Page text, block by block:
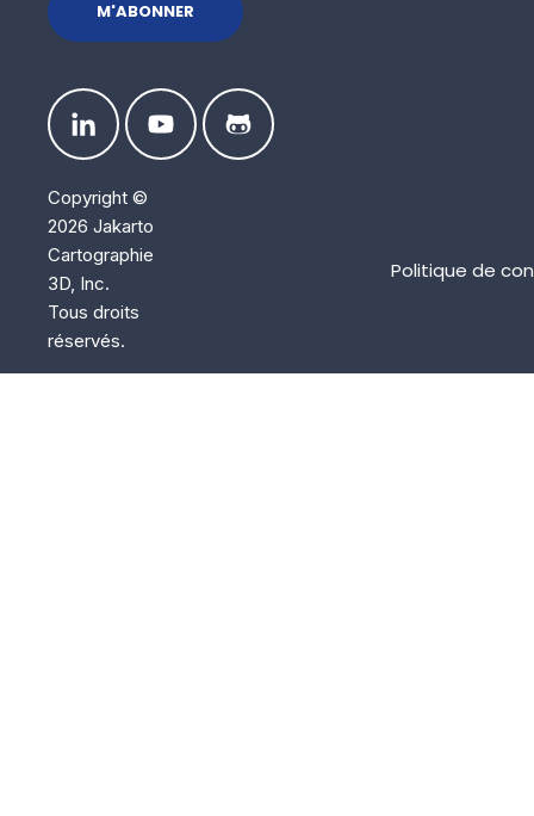
Copyright ©
2026 Jakarto
Cartographie
3D, Inc.
Tous droits
réservés.
Politique de